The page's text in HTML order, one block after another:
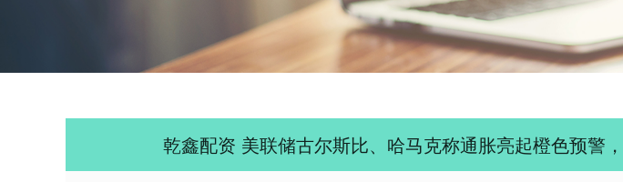
乾鑫配资 美联储古尔斯比、哈马克称通胀亮起橙色预警